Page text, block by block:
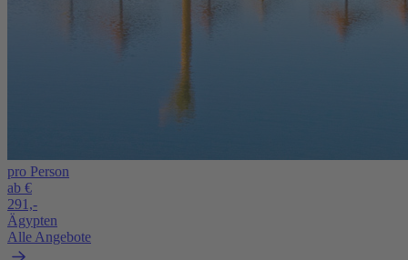
pro Person
ab €
291,-
Ägypten
Alle Angebote